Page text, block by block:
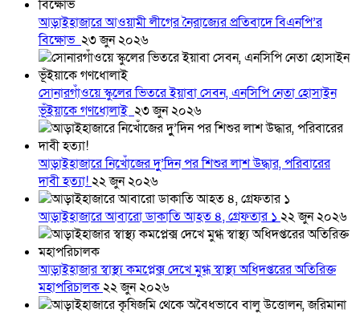
আড়াইহাজারে আওয়ামী লীগের নৈরাজ্যের প্রতিবাদে বিএনপি’র
বিক্ষোভ ২৩ জুন ২০২৬
সোনারগাঁওয়ে স্কুলের ভিতরে ইয়াবা সেবন, এনসিপি নেতা হোসাইন
ভূঁইয়াকে গণধোলাই ২৩ জুন ২০২৬
আড়াইহাজারে নিখোঁজের দুু’দিন পর শিশুর লাশ উদ্ধার, পরিবারের
দাবী হত্যা!২২ জুন ২০২৬
আড়াইহাজারে আবারো ডাকাতি আহত ৪, গ্রেফতার ১ ২২ জুন ২০২৬
আড়াইহাজার স্বাস্থ্য কমপ্লেক্স দেখে মুগ্ধ স্বাস্থ্য অধিদপ্তরের অতিরিক্ত
মহাপরিচালক২২ জুন ২০২৬